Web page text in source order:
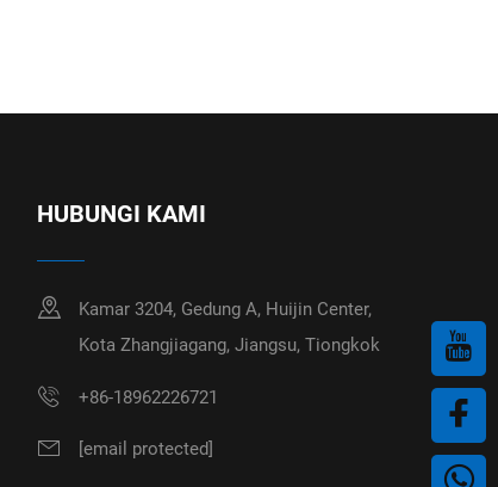
HUBUNGI KAMI
Kamar 3204, Gedung A, Huijin Center,
Kota Zhangjiagang, Jiangsu, Tiongkok
+86-18962226721
[email protected]